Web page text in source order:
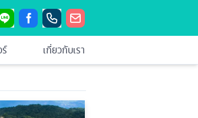
เกี่ยวกับเรา